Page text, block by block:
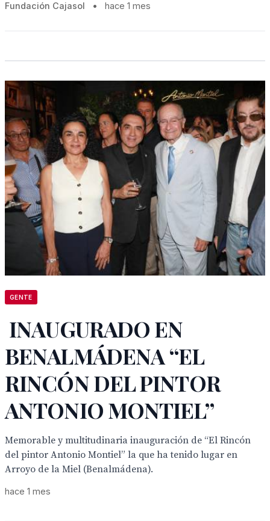
Fundación Cajasol • hace 1 mes
GENTE
INAUGURADO EN
BENALMÁDENA “EL
RINCÓN DEL PINTOR
ANTONIO MONTIEL”
Memorable y multitudinaria inauguración de “El Rincón
del pintor Antonio Montiel” la que ha tenido lugar en
Arroyo de la Miel (Benalmádena).
hace 1 mes